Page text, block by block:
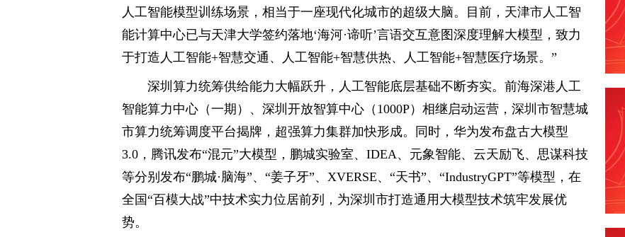
人工智能模型训练场景，相当于一座现代化城市的超级大脑。目前，天津市人工智
能计算中心已与天津大学签约落地‘海河·谛听’言语交互意图深度理解大模型，致力
于打造人工智能+智慧交通、人工智能+智慧供热、人工智能+智慧医疗场景。”
深圳算力统筹供给能力大幅跃升，人工智能底层基础不断夯实。前海深港人工
智能算力中心（一期）、深圳开放智算中心（1000P）相继启动运营，深圳市智慧城
市算力统筹调度平台揭牌，超强算力集群加快形成。同时，华为发布盘古大模型
3.0，腾讯发布“混元”大模型，鹏城实验室、IDEA、元象智能、云天励飞、思谋科技
等分别发布“鹏城·脑海”、“姜子牙”、XVERSE、“天书”、“IndustryGPT”等模型，在
全国“百模大战”中技术实力位居前列，为深圳市打造通用大模型技术筑牢发展优
势。